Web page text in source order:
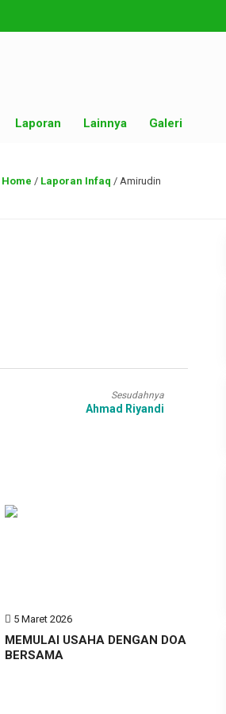
Laporan Lainnya Galeri
Home / Laporan Infaq / Amirudin
Sesudahnya
Ahmad Riyandi
5 Maret 2026
MEMULAI USAHA DENGAN DOA
BERSAMA